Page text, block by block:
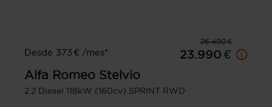
26.490 €
Desde 373 € /mes*
23.990 €
Alfa Romeo Stelvio
2.2 Diesel 118kW (160cv) SPRINT RWD